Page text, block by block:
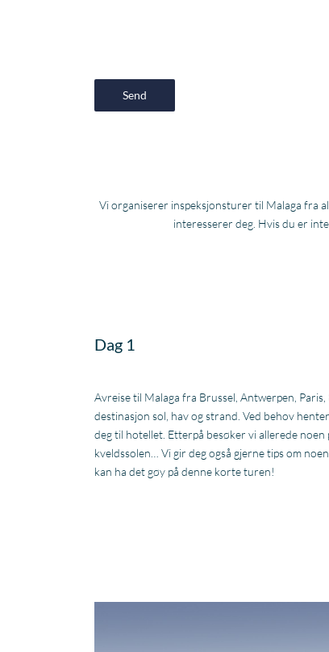
Send
Vi organiserer inspeksjonsturer til Malaga fra
interesserer deg. Hvis du er
Dag 1
Avreise til Malaga fra Brussel, Antwerpen,
destinasjon sol, hav og strand. Ved behov
deg til hotellet. Etterpå besøker vi allerede noen
kveldssolen… Vi gir deg også gjerne tips om
kan ha det gøy på denne korte turen!